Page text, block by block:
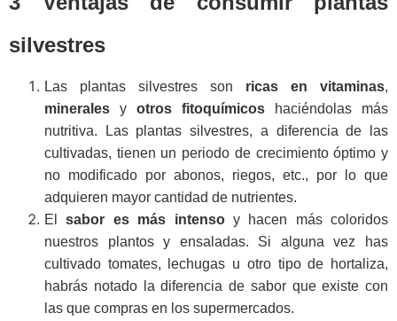
silvestres
Las plantas silvestres son ricas en vitaminas,
minerales y otros fitoquímicos haciéndolas más
nutritiva. Las plantas silvestres, a diferencia de las
cultivadas, tienen un periodo de crecimiento óptimo y
no modificado por abonos, riegos, etc., por lo que
adquieren mayor cantidad de nutrientes.
Elsabor es más intensoy hacen más coloridos
nuestros plantos y ensaladas. Si alguna vez has
cultivado tomates, lechugas u otro tipo de hortaliza,
habrás notado la diferencia de sabor que existe con
las que compras en los supermercados.